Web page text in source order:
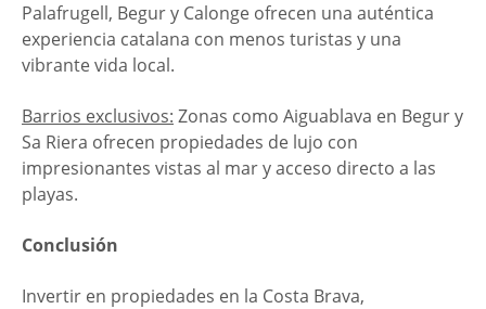
Palafrugell, Begur y Calonge ofrecen una auténtica
experiencia catalana con menos turistas y una
vibrante vida local.
Barrios exclusivos: Zonas como Aiguablava en Begur y
Sa Riera ofrecen propiedades de lujo con
impresionantes vistas al mar y acceso directo a las
playas.
Conclusión
Invertir en propiedades en la Costa Brava,